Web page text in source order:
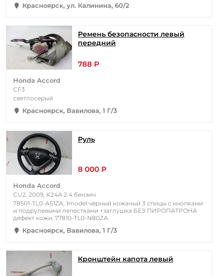
Красноярск, ул. Калинина, 60/2
Ремень безопасности левый
передний
788 Р
Honda Accord
CF3
светлосерый
Красноярск, Вавилова, 1 Г/3
Руль
8 000 Р
Honda Accord
CU2, 2009, K24A 2.4 бензин
78501-TL0-A51ZA, 1model чёрный кожаный 3 спицы с кнопками
и подрулевыми лепестками +заглушка БЕЗ ПИРОПАТРОНА
дефект кожи, 77810-TL0-N80ZA
Красноярск, Вавилова, 1 Г/3
Кронштейн капота левый